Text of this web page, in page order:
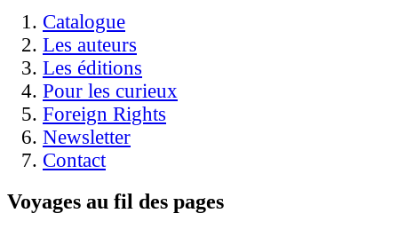
Catalogue
Les auteurs
Les éditions
Pour les curieux
Foreign Rights
Newsletter
Contact
Voyages au fil des pages